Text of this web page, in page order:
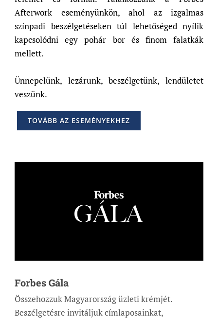
Afterwork eseményünkön, ahol az izgalmas
színpadi beszélgetéseken túl lehetőséged nyílik
kapcsolódni egy pohár bor és finom falatkák
mellett.
Ünnepelünk, lezárunk, beszélgetünk, lendületet
veszünk.
TOVÁBB AZ ESEMÉNYEKHEZ
Forbes Gála
Összehozzuk Magyarország üzleti krémjét.
Beszélgetésre invitáljuk címlaposainkat,